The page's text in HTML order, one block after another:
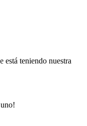
está teniendo nuestra